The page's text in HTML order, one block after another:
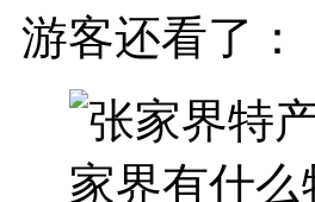
游客还看了：